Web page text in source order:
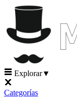
Explorar▼
Categorías